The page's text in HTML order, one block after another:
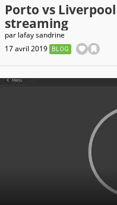
Porto vs
streaming
par lafay sandrine
17 avril 2019
BLOG